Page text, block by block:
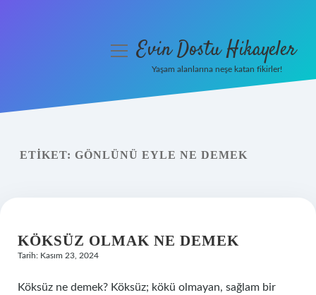
Yasal Uyarı
menüyüEvin Dostu Hikayeler
Yaşam alanlarına neşe katan fikirler!
ETIKET: GÖNLÜNÜ EYLE NE DEMEK
KÖKSÜZ OLMAK NE DEMEK
Tarih: Kasım 23, 2024
Köksüz ne demek? Köksüz; kökü olmayan, sağlam bir